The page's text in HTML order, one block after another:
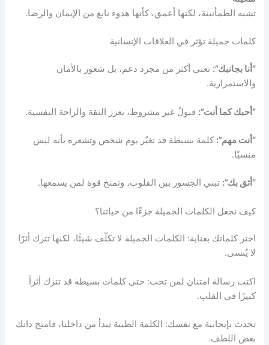
تشبه الطمأنينة، لكنها أعمق، كأنها هدوء نابع من الإيمان والرضا.
كلمات جميلة تؤثر في العلاقات الإنسانية
“أنا بجانبك”: تعني أكثر من مجرد دعم، بل شعور بالأمان
والاستمرارية.
“أحبك كما أنت”: قبولٌ غير مشروط، يعزز الثقة والراحة النفسية.
“أنت مهم”: كلمة بسيطة قد تغيّر يوم شخص وتشعره بأنه ليس
منسيًا.
“أثق بك”: تبني الجسور بين القلوب، وتمنح قوة لمن يسمعها.
كيف نجعل الكلمات الجميلة جزءًا من حياتنا؟
اختر كلماتك بعناية: الكلمات الجميلة لا تكلّف شيئًا، لكنها تترك أثرًا
لا يُنسى.
اكتب رسالة امتنان لمن تحب: حتى كلمات بسيطة قد تترك أثراً
كبيرًا في القلب.
تحدث بإيجابية مع نفسك: الكلمة الطيبة تبدأ من داخلنا، فامنح ذاتك
بعض اللطف.